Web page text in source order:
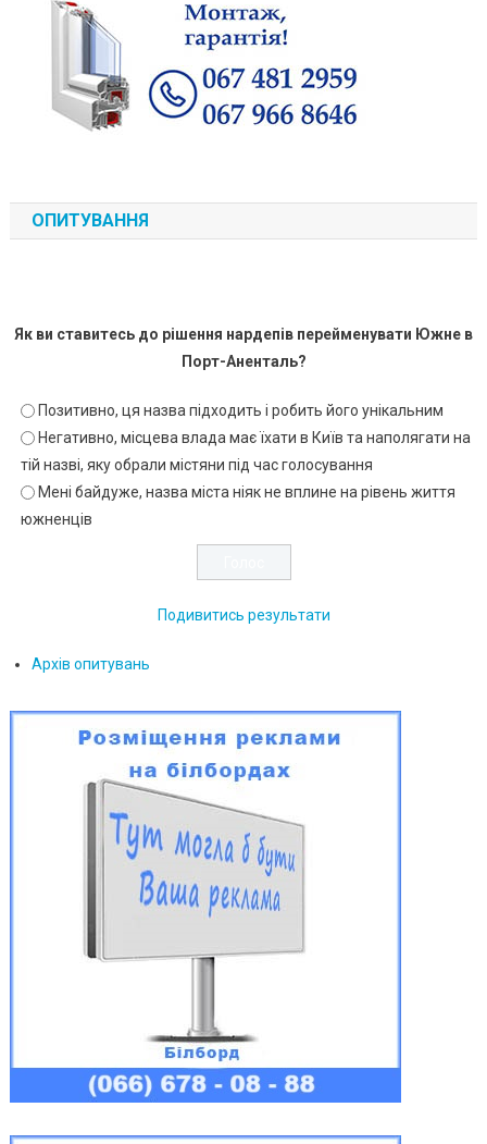
ОПИТУВАННЯ
Як ви ставитесь до рішення нардепів перейменувати Южне в
Порт-Аненталь?
Позитивно, ця назва підходить і робить його унікальним
Негативно, місцева влада має їхати в Київ та наполягати на
тій назві, яку обрали містяни під час голосування
Мені байдуже, назва міста ніяк не вплине на рівень життя
южненців
Подивитись результати
Архів опитувань